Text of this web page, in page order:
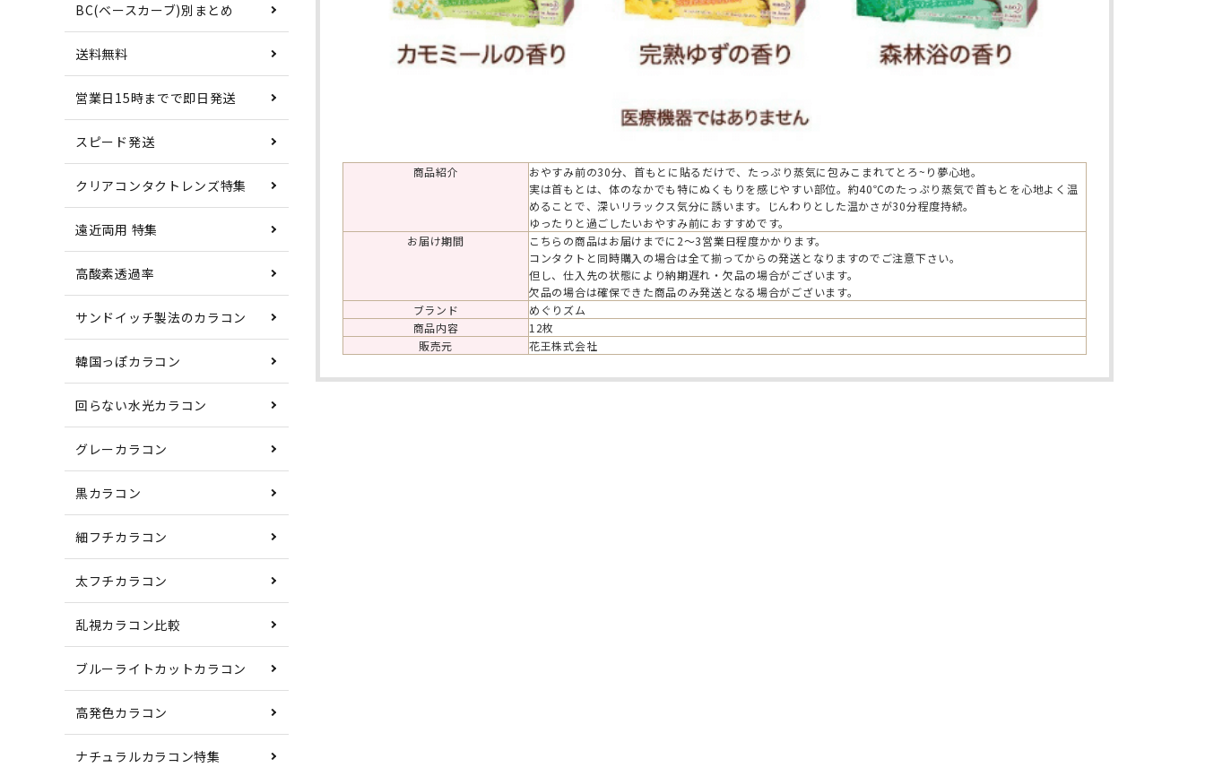
BC(ベースカーブ)別まとめ
送料無料
営業日15時までで即日発送
スピード発送
クリアコンタクトレンズ特集
遠近両用 特集
高酸素透過率
サンドイッチ製法のカラコン
韓国っぽカラコン
回らない水光カラコン
グレーカラコン
黒カラコン
細フチカラコン
太フチカラコン
乱視カラコン比較
ブルーライトカットカラコン
高発色カラコン
ナチュラルカラコン特集
商品紹介
おやすみ前の30分、首もとに貼るだけで、たっぷり蒸気に包みこまれてとろ~り夢心地。
実は首もとは、体のなかでも特にぬくもりを感じやすい部位。約40℃のたっぷり蒸気で首もとを心地よく温
めることで、深いリラックス気分に誘います。じんわりとした温かさが30分程度持続。
ゆったりと過ごしたいおやすみ前におすすめです。
お届け期間
こちらの商品はお届けまでに2～3営業日程度かかります。
コンタクトと同時購入の場合は全て揃ってからの発送となりますのでご注意下さい。
但し、仕入先の状態により納期遅れ・欠品の場合がございます。
欠品の場合は確保できた商品のみ発送となる場合がございます。
ブランド
めぐりズム
商品内容
12枚
販売元
花王株式会社